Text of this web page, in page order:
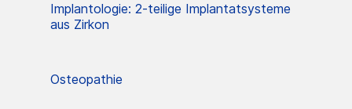
Implantologie: 2-teilige Implantatsysteme
aus Zirkon
Osteopathie